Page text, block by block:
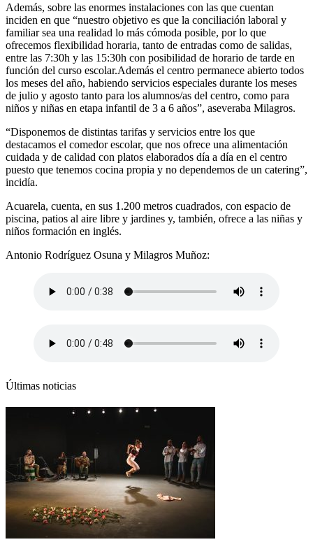
Además, sobre las enormes instalaciones con las que cuentan
inciden en que “nuestro objetivo es que la conciliación laboral y
familiar sea una realidad lo más cómoda posible, por lo que
ofrecemos flexibilidad horaria, tanto de entradas como de salidas,
entre las 7:30h y las 15:30h con posibilidad de horario de tarde en
función del curso escolar.Además el centro permanece abierto todos
los meses del año, habiendo servicios especiales durante los meses
de julio y agosto tanto para los alumnos/as del centro, como para
niños y niñas en etapa infantil de 3 a 6 años”, aseveraba Milagros.
“Disponemos de distintas tarifas y servicios entre los que
destacamos el comedor escolar, que nos ofrece una alimentación
cuidada y de calidad con platos elaborados día a día en el centro
puesto que tenemos cocina propia y no dependemos de un catering”,
incidía.
Acuarela, cuenta, en sus 1.200 metros cuadrados, con espacio de
piscina, patios al aire libre y jardines y, también, ofrece a las niñas y
niños formación en inglés.
Antonio Rodríguez Osuna y Milagros Muñoz:
Últimas noticias